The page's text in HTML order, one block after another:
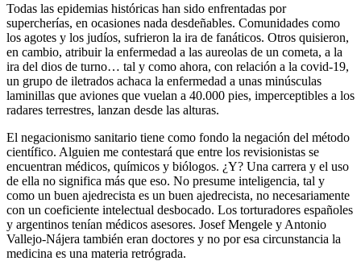
Todas las epidemias históricas han sido enfrentadas por
supercherías, en ocasiones nada desdeñables. Comunidades como
los agotes y los judíos, sufrieron la ira de fanáticos. Otros quisieron,
en cambio, atribuir la enfermedad a las aureolas de un cometa, a la
ira del dios de turno… tal y como ahora, con relación a la covid-19,
un grupo de iletrados achaca la enfermedad a unas minúsculas
laminillas que aviones que vuelan a 40.000 pies, imperceptibles a los
radares terrestres, lanzan desde las alturas.
El negacionismo sanitario tiene como fondo la negación del método
científico. Alguien me contestará que entre los revisionistas se
encuentran médicos, químicos y biólogos. ¿Y? Una carrera y el uso
de ella no significa más que eso. No presume inteligencia, tal y
como un buen ajedrecista es un buen ajedrecista, no necesariamente
con un coeficiente intelectual desbocado. Los torturadores españoles
y argentinos tenían médicos asesores. Josef Mengele y Antonio
Vallejo-Nájera también eran doctores y no por esa circunstancia la
medicina es una materia retrógrada.